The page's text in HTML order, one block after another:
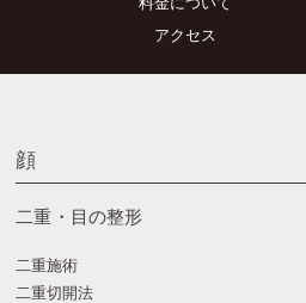
アクセス
顔
二重・目の整形
二重施術
二重切開法